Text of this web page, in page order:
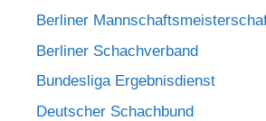
Berliner
Berliner Schachverband
Bundesliga Ergebnisdienst
Deutscher Schachbund